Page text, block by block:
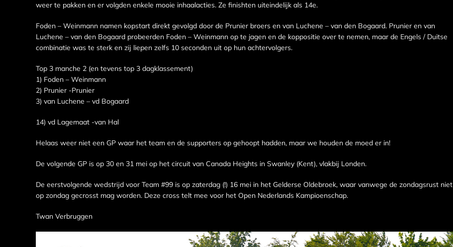
weer te pakken en er volgden enkele mooie inhaalacties. Ze finishten uiteindelijk als 14e.
Foden – Weinmann namen kopstart direkt gevolgd door de Prunier broers en van Luchene – van den Bogaard. Prunier en van
Luchene – van den Bogaard probeerden Foden – Weinmann op te jagen en de koppositie over te nemen, maar de Engels / Duitse
combinatie was te sterk en zij liepen zelfs 10 seconden uit op hun achtervolgers.
Top 3 manche 2 (en tevens top 3 dagklassement)
1) Foden – Weinmann
2) Prunier -Prunier
3) van Luchene – vd Bogaard
14) vd Lagemaat -van Hal
Helaas weer niet een GP waar het team en de supporters op gehoopt hadden, maar we houden de moed er in!
De volgende GP is op 30 en 31 mei op het circuit van Canada Heights in Swanley (Kent), vlakbij Londen.
De eerstvolgende wedstrijd voor Team #99 is op zaterdag (!) 16 mei in het Gelderse Oldebroek, waar vanwege de zondagsrust niet
op zondag gecrosst mag worden. Deze cross telt mee voor het Open Nederlands Kampioenschap.
Twan Verbruggen